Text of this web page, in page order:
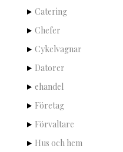
Catering
Chefer
Cykelvagnar
Datorer
ehandel
Företag
Förvaltare
Hus och hem